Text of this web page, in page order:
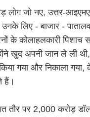
लोग जो नए, उत्तर-
हैं उनके लिए - बाजार -
के कोलाहलकारी
खुद अपनी जान ले ली
गया और निकाला
हैं।
तौर पर 2,000 करोड़